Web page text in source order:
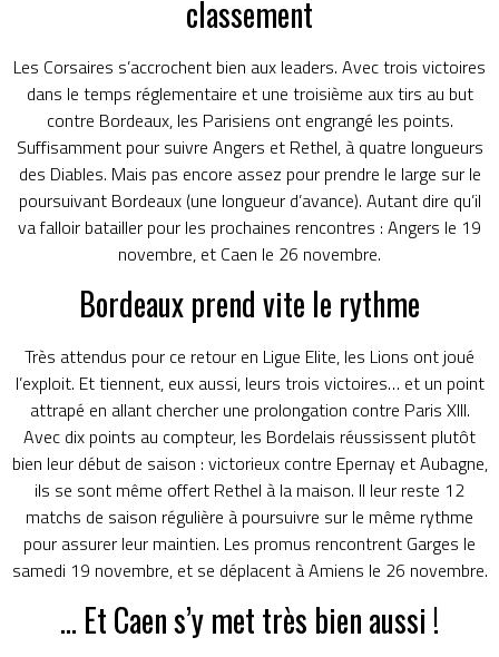
classement
Les Corsaires s’accrochent bien aux leaders. Avec trois victoires
dans le temps réglementaire et une troisième aux tirs au but
contre Bordeaux, les Parisiens ont engrangé les points.
Suffisamment pour suivre Angers et Rethel, à quatre longueurs
des Diables. Mais pas encore assez pour prendre le large sur le
poursuivant Bordeaux (une longueur d’avance). Autant dire qu’il
va falloir batailler pour les prochaines rencontres : Angers le 19
novembre, et Caen le 26 novembre.
Bordeaux prend vite le rythme
Très attendus pour ce retour en Ligue Elite, les Lions ont joué
l’exploit. Et tiennent, eux aussi, leurs trois victoires… et un point
attrapé en allant chercher une prolongation contre Paris XIII.
Avec dix points au compteur, les Bordelais réussissent plutôt
bien leur début de saison : victorieux contre Epernay et Aubagne,
ils se sont même offert Rethel à la maison. Il leur reste 12
matchs de saison régulière à poursuivre sur le même rythme
pour assurer leur maintien. Les promus rencontrent Garges le
samedi 19 novembre, et se déplacent à Amiens le 26 novembre.
… Et Caen s’y met très bien aussi !